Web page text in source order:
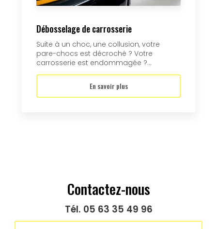
Débosselage de carrosserie
Suite à un choc, une collusion, votre
pare-chocs est décroché ? Votre
carrosserie est endommagée ?...
En savoir plus
Contactez-nous
Tél. 05 63 35 49 96